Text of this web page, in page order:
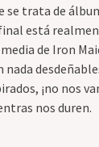
se trata de
está
de Iron
¡no nos
nos duren.